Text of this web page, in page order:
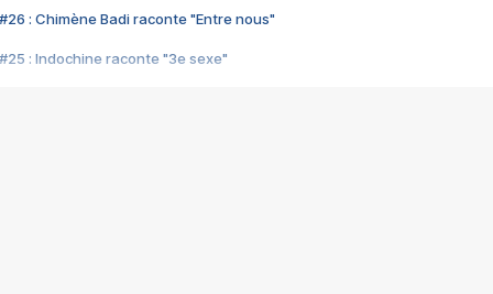
#26 : Chimène Badi raconte "Entre nous"
#25 : Indochine raconte "3e sexe"